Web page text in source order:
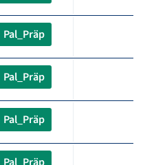
Pal_Präp
Pal_Präp
Pal_Präp